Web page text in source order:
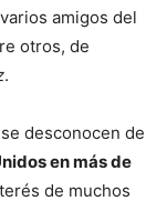
amigos del
otros, de
.
desconocen de
en más de
de muchos